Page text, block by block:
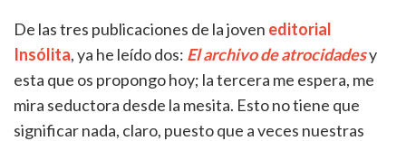
De las tres publicaciones de la joven editorial
Insólita, ya he leído dos: El archivo de atrocidadesy
esta que os propongo hoy; la tercera me espera, me
mira seductora desde la mesita. Esto no tiene que
significar nada, claro, puesto que a veces nuestras